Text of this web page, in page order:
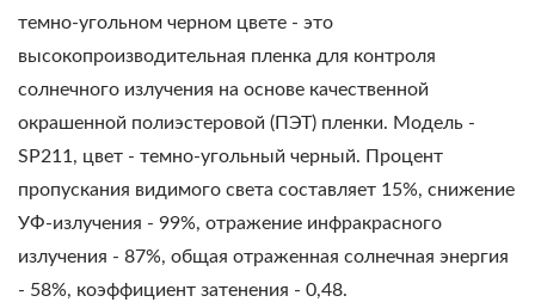
темно-угольном черном цвете - это
высокопроизводительная пленка для контроля
солнечного излучения на основе качественной
окрашенной полиэстеровой (ПЭТ) пленки. Модель -
SP211, цвет - темно-угольный черный. Процент
пропускания видимого света составляет 15%, снижение
УФ-излучения - 99%, отражение инфракрасного
излучения - 87%, общая отраженная солнечная энергия
- 58%, коэффициент затенения - 0,48.